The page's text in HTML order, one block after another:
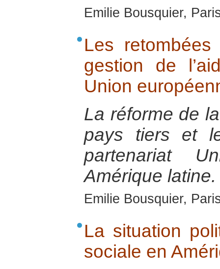
Emilie Bousquier,
Les
gestion de
Union
La réforme de
pays tiers et
partenariat
Amérique latine.
Emilie Bousquier,
La situation
sociale en